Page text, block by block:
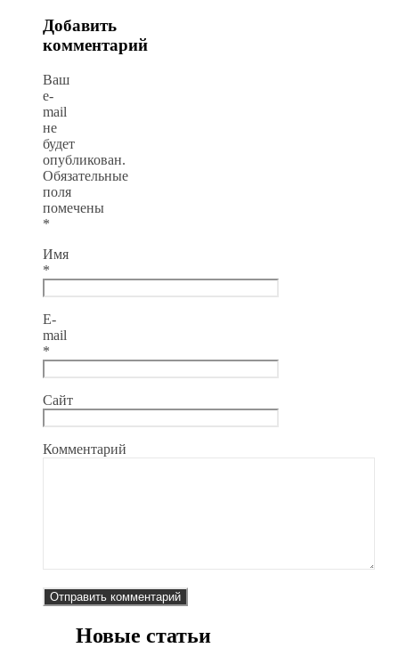
Добавить
комментарий
Ваш
e-
mail
не
будет
опубликован.
Обязательные
поля
помечены
*
Имя
*
E-
mail
*
Сайт
Комментарий
Новые статьи